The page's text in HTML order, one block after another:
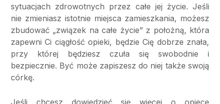
sytuacjach zdrowotnych przez całe jej życie. Jeśli
nie zmieniasz istotnie miejsca zamieszkania, możesz
zbudować „związek na całe życie” z położną, która
zapewni Ci ciągłość opieki, będzie Cię dobrze znała,
przy której będziesz czuła się swobodnie i
bezpiecznie. Być może zapiszesz do niej także swoją
córkę.
Jeśli chcesz dowiedzieć się więcej o opiece